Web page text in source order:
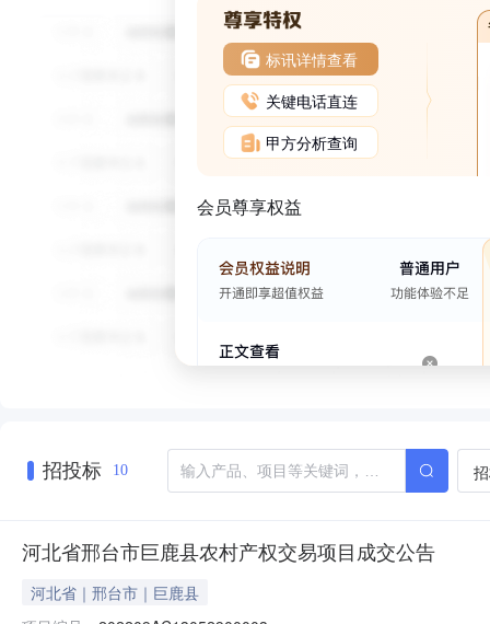
标讯详情查看
关键电话直连
甲方分析查询
会员尊享权益
招投标 10
河北省邢台市巨鹿县农村产权交易项目成交公告
河北省｜邢台市｜巨鹿县